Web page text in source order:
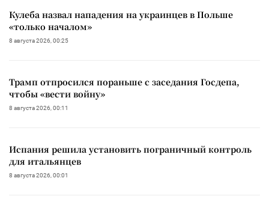
Кулеба назвал нападения на украинцев в Польше
«только началом»
8 августа 2026, 00:25
Трамп отпросился пораньше с заседания Госдепа,
чтобы «вести войну»
8 августа 2026, 00:11
Испания решила установить пограничный контроль
для итальянцев
8 августа 2026, 00:01